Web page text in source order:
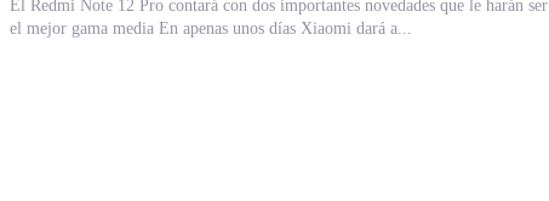
El Redmi Note 12 Pro contará con dos importantes novedades que le harán ser
el mejor gama media En apenas unos días Xiaomi dará a...